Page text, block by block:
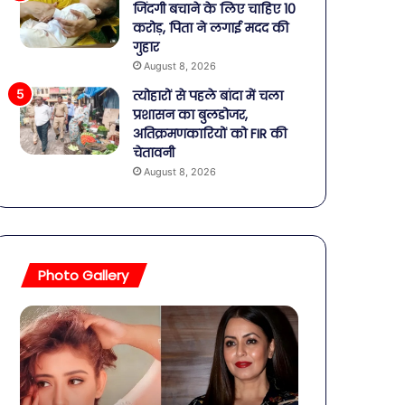
जिंदगी बचाने के लिए चाहिए 10
करोड़, पिता ने लगाई मदद की
गुहार
August 8, 2026
त्योहारों से पहले बांदा में चला
प्रशासन का बुलडोजर,
अतिक्रमणकारियों को FIR की
चेतावनी
August 8, 2026
Photo Gallery
बॉलीवुड
की
तलाकशुदा
हसीनाएं,
इतने
शिव-
का